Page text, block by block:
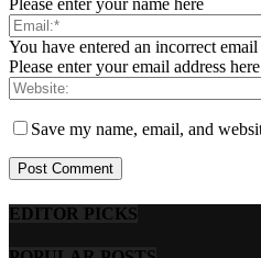
Please enter your name here
You have entered an incorrect email
Please enter your email address here
Save my name, email, and
EDITOR PICKS